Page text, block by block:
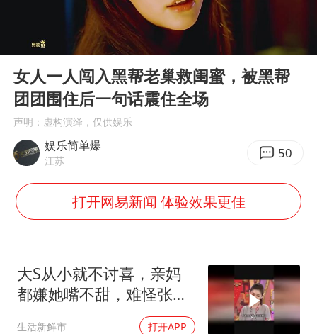
“老头乐”悬挂“蒙H好几个8”上路
河南：领导干部要带头休假
被一条街帮助的“煎饼叔叔”去世
男子出狱前8天被改判死缓
13岁少年白天写作业晚上夜市炒粉
中方公布5项对美反制措施
外交部回应日本将中国列为最大挑战
“中国游”持续带火“中国购”
你常吃的兰州拉面要改名了
张家界中心汽车站候车厅漏水如瀑布
Play
00:00
女人一人闯入黑帮老巢救闺蜜，被黑帮
团团围住后一句话震住全场
声明：虚构演绎，仅供娱乐
娱乐简单爆
江苏 50
打开网易新闻 体验效果更佳
大S从小就不讨喜，亲妈
都嫌她嘴不甜，难怪张兰
生活新鲜市 打开APP